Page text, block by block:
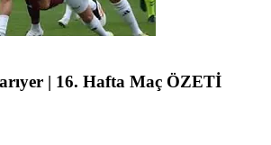
| 16. Hafta Maç ÖZETİ